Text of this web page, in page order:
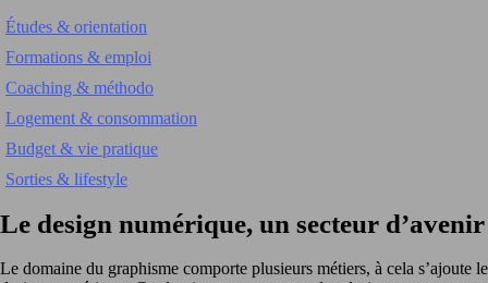
Études & orientation
Formations & emploi
Coaching & méthodo
Logement & consommation
Budget & vie pratique
Sorties & lifestyle
Le design numérique, un secteur d’avenir
Le domaine du graphisme comporte plusieurs métiers, à cela s’ajoute le